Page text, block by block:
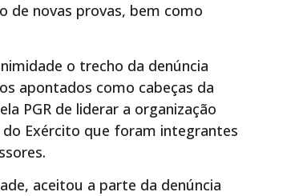
de novas provas, bem como
o trecho da denúncia
apontados como cabeças da
PGR de liderar a organização
do Exército que foram integrantes
aceitou a parte da denúncia